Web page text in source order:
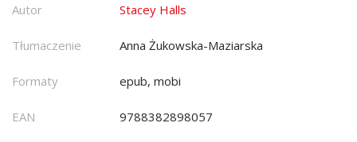
Autor Stacey Halls
Tłumaczenie Anna Żukowska-Maziarska
Formaty epub, mobi
EAN 9788382898057